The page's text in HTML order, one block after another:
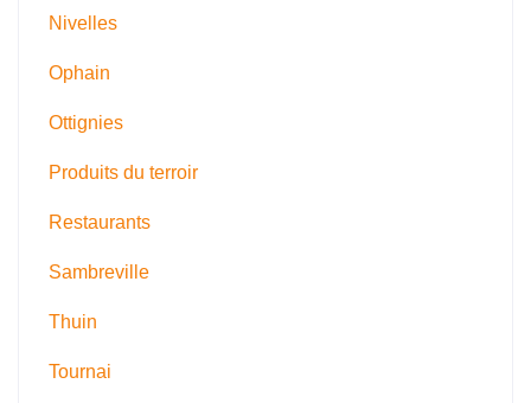
Nivelles
Ophain
Ottignies
Produits du terroir
Restaurants
Sambreville
Thuin
Tournai